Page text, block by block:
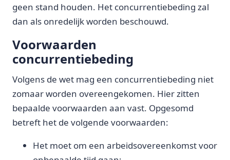
geen stand houden. Het concurrentiebeding zal
dan als onredelijk worden beschouwd.
Voorwaarden
concurrentiebeding
Volgens de wet mag een concurrentiebeding niet
zomaar worden overeengekomen. Hier zitten
bepaalde voorwaarden aan vast. Opgesomd
betreft het de volgende voorwaarden:
Het moet om een arbeidsovereenkomst voor